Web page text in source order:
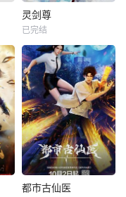
灵剑尊
已完结
都市古仙医